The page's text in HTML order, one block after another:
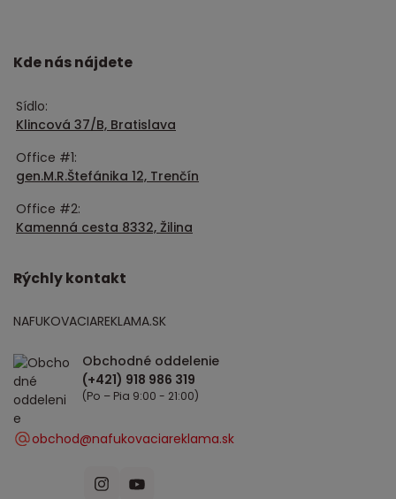
Kde nás nájdete
Sídlo:
Klincová 37/B, Bratislava
Office #1:
gen.M.R.Štefánika 12, Trenčín
Office #2:
Kamenná cesta 8332, Žilina
Rýchly kontakt
NAFUKOVACIAREKLAMA.SK
Obchodné oddelenie
(Po – Pia 9:00 - 21:00)
obchod@nafukovaciareklama.sk